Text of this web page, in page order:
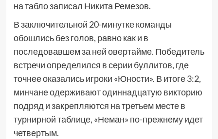
на табло записал Никита Ремезов.
В заключительной 20-минутке команды
обошлись без голов, равно как и в
последовавшем за ней овертайме. Победитель
встречи определился в серии буллитов, где
точнее оказались игроки «Юности». В итоге 3:2,
минчане одерживают одиннадцатую викторию
подряд и закрепляются на третьем месте в
турнирной таблице, «Неман» по-прежнему идет
четвертым.